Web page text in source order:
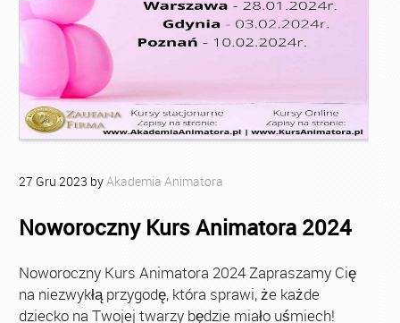
27 Gru 2023 byAkademia Animatora
Noworoczny Kurs Animatora 2024
Noworoczny Kurs Animatora 2024 Zapraszamy Cię
na niezwykłą przygodę, która sprawi, że każde
dziecko na Twojej twarzy będzie miało uśmiech!